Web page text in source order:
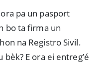
pa un pasport
bo ta firma un
na Registro Sivil.
E ora ei entreg’é